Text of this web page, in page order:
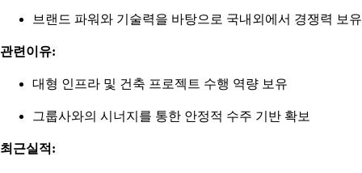
브랜드 파워와 기술력을 바탕으로 국내외에서 경쟁력 보유
관련이유:
대형 인프라 및 건축 프로젝트 수행 역량 보유
그룹사와의 시너지를 통한 안정적 수주 기반 확보
최근실적: